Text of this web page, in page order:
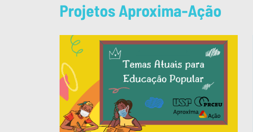
Projetos Aproxima-Ação